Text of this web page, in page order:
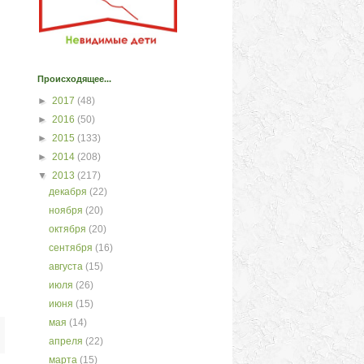
Происходящее...
► 2017 (48)
► 2016 (50)
► 2015 (133)
► 2014 (208)
▼ 2013 (217)
декабря(22)
ноября(20)
октября(20)
сентября(16)
августа(15)
июля(26)
июня(15)
мая(14)
апреля(22)
марта(15)